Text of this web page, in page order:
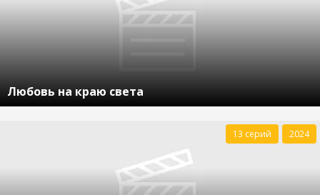
Любовь на краю света
13 серий 2024